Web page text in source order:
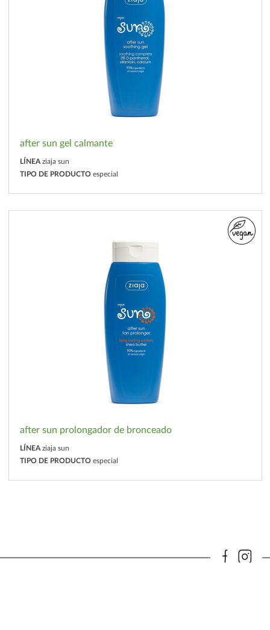
after sun gel calmante
LÍNEA ziaja sun
TIPO DE PRODUCTO especial
after sun prolongador de bronceado
LÍNEA ziaja sun
TIPO DE PRODUCTO especial